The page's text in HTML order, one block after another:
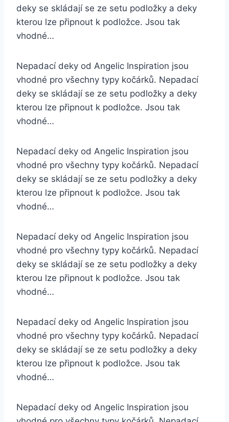
deky se skládají se ze setu podložky a deky
kterou lze připnout k podložce. Jsou tak
vhodné…
Nepadací deky od Angelic Inspiration jsou
vhodné pro všechny typy kočárků. Nepadací
deky se skládají se ze setu podložky a deky
kterou lze připnout k podložce. Jsou tak
vhodné…
Nepadací deky od Angelic Inspiration jsou
vhodné pro všechny typy kočárků. Nepadací
deky se skládají se ze setu podložky a deky
kterou lze připnout k podložce. Jsou tak
vhodné…
Nepadací deky od Angelic Inspiration jsou
vhodné pro všechny typy kočárků. Nepadací
deky se skládají se ze setu podložky a deky
kterou lze připnout k podložce. Jsou tak
vhodné…
Nepadací deky od Angelic Inspiration jsou
vhodné pro všechny typy kočárků. Nepadací
deky se skládají se ze setu podložky a deky
kterou lze připnout k podložce. Jsou tak
vhodné…
Nepadací deky od Angelic Inspiration jsou